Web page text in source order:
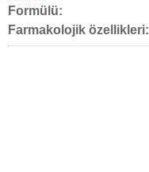
Formülü:
Farmakolojik özellikleri: